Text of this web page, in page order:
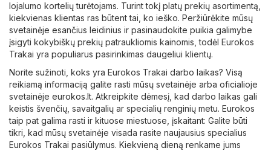
lojalumo kortelių turėtojams. Turint tokį platų prekių asortimentą,
kiekvienas klientas ras būtent tai, ko ieško. Peržiūrėkite mūsų
svetainėje esančius leidinius ir pasinaudokite puikia galimybe
įsigyti kokybiškų prekių patraukliomis kainomis, todėl Eurokos
Trakai yra populiarus pasirinkimas daugeliui klientų.
Norite sužinoti, koks yra Eurokos Trakai darbo laikas? Visą
reikiamą informaciją galite rasti mūsų svetainėje arba oficialioje
svetainėje eurokos.lt. Atkreipkite dėmesį, kad darbo laikas gali
keistis švenčių, savaitgalių ar specialių renginių metu. Eurokos
taip pat galima rasti ir kituose miestuose, įskaitant: Galite būti
tikri, kad mūsų svetainėje visada rasite naujausius specialius
Eurokos Trakai pasiūlymus. Kiekvieną dieną renkame jums